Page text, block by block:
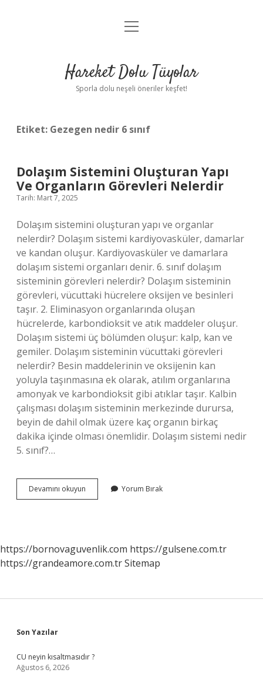
Anasayfa
Yasal Uyarı
menüyü
Hareket Dolu Tüyolar
Sporla dolu neşeli öneriler keşfet!
Etiket: Gezegen nedir 6 sınıf
Dolaşım Sistemini Oluşturan Yapı
Ve Organların Görevleri Nelerdir
Tarih: Mart 7, 2025
Dolaşım sistemini oluşturan yapı ve organlar
nelerdir? Dolaşım sistemi kardiyovasküler, damarlar
ve kandan oluşur. Kardiyovasküler ve damarlara
dolaşım sistemi organları denir. 6. sınıf dolaşım
sisteminin görevleri nelerdir? Dolaşım sisteminin
görevleri, vücuttaki hücrelere oksijen ve besinleri
taşır. 2. Eliminasyon organlarında oluşan
hücrelerde, karbondioksit ve atık maddeler oluşur.
Dolaşım sistemi üç bölümden oluşur: kalp, kan ve
gemiler. Dolaşım sisteminin vücuttaki görevleri
nelerdir? Besin maddelerinin ve oksijenin kan
yoluyla taşınmasına ek olarak, atılım organlarına
amonyak ve karbondioksit gibi atıklar taşır. Kalbin
çalışması dolaşım sisteminin merkezinde durursa,
beyin de dahil olmak üzere kaç organın birkaç
dakika içinde olması önemlidir. Dolaşım sistemi nedir
5. sınıf?…
Devamını okuyun Dolaşım
Sistemini
Görevleri
Nelerdir
Yorum Bırak
https://bornovaguvenlik.com https://gulsene.com.tr
https://grandeamore.com.trSitemap
Sidebar
Son Yazılar
CU neyin kısaltmasıdır ?
Ağustos 6, 2026